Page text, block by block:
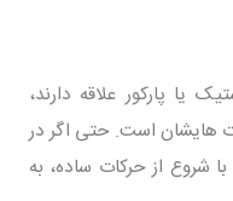
یا پارکور علاقه دارند،
هایشان است. حتی اگر در
شروع از حرکات ساده، به